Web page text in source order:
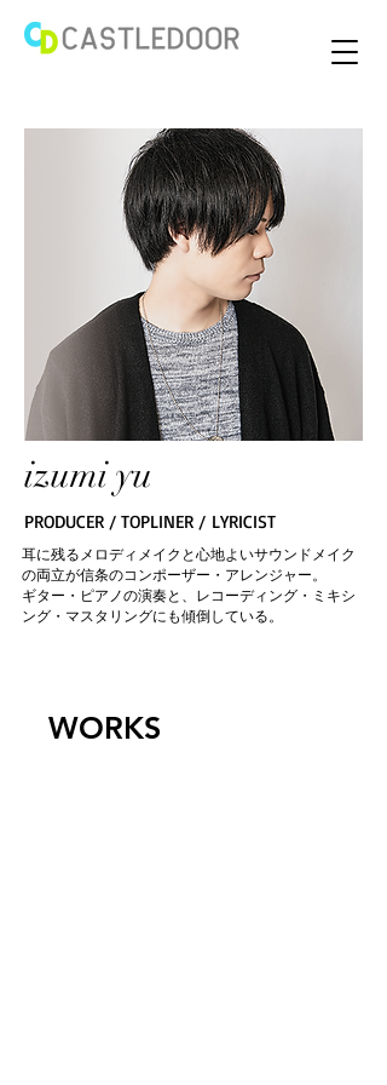
izumi yu
PRODUCER / TOPLINER / LYRICIST
耳に残るメロディメイクと心地よいサウンドメイク
の両立が信条のコンポーザー・アレンジャー。
ギター・ピアノの演奏と、レコーディング・ミキシ
ング・マスタリングにも傾倒している。
WORKS